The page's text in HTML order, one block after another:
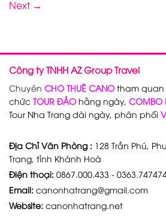
Next →
Công ty TNHH AZ Group Travel
Chuyên CHO THUÊ CANO tham quan
chức TOUR ĐẢO hằng ngày, COMBO
Tour Nha Trang dài ngày, phân phối
Địa Chỉ Văn Phòng : 128 Trần Phú,
Trang, tỉnh Khánh Hoà
Điện thoại: 0867.000.433 -
Email: canonhatrang@gmail.com
Website: canonhatrang.net